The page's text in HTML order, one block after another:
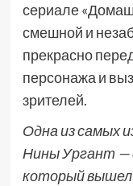
сериале
смешной и
прекрасно
персонажа и
зрителей.
Одна из самых
Нины Ургант —
который вышел